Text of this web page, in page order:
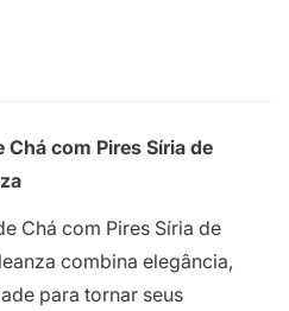
com Pires Síria de
Chá com Pires Síria de
combina elegância,
para tornar seus